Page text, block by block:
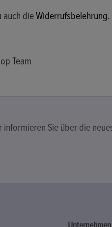
auch dieWiderrufsbelehrung.
Team
informieren Sie über die